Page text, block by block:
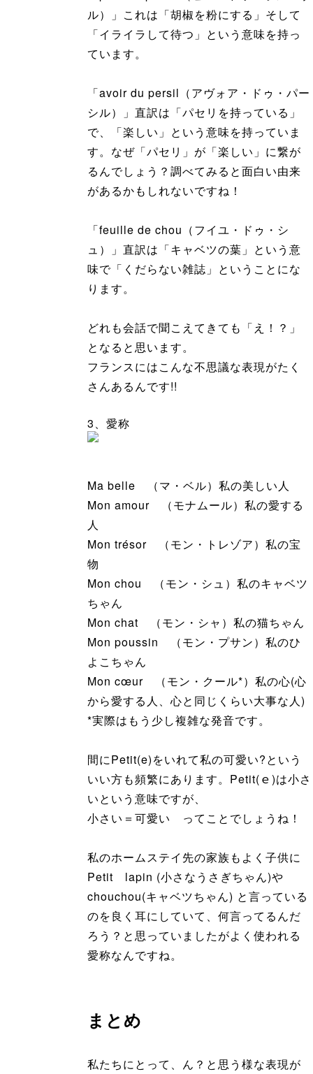
ル）」これは「胡椒を粉にする」そして
「イライラして待つ」という意味を持っ
ています。
「avoir du persil（アヴォア・ドゥ・パー
シル）」直訳は「パセリを持っている」
で、「楽しい」という意味を持っていま
す。なぜ「パセリ」が「楽しい」に繋が
るんでしょう？調べてみると面白い由来
があるかもしれないですね！
「feuille de chou（フイユ・ドゥ・シ
ュ）」直訳は「キャベツの葉」という意
味で「くだらない雑誌」ということにな
ります。
どれも会話で聞こえてきても「え！？」
となると思います。
フランスにはこんな不思議な表現がたく
さんあるんです!!
3、愛称
Ma belle （マ・ベル）私の美しい人
Mon amour （モナムール）私の愛する
人
Mon trésor （モン・トレゾア）私の宝
物
Mon chou （モン・シュ）私のキャベツ
ちゃん
Mon chat （モン・シャ）私の猫ちゃん
Mon poussin （モン・プサン）私のひ
よこちゃん
Mon cœur （モン・クール*）私の心(心
から愛する人、心と同じくらい大事な人)
*実際はもう少し複雑な発音です。
間にPetit(e)をいれて私の可愛い?という
いい方も頻繁にあります。Petit(ｅ)は小さ
いという意味ですが、
小さい＝可愛い ってことでしょうね！
私のホームステイ先の家族もよく子供に
Petit lapin (小さなうさぎちゃん)や
chouchou(キャベツちゃん) と言っている
のを良く耳にしていて、何言ってるんだ
ろう？と思っていましたがよく使われる
愛称なんですね。
まとめ
私たちにとって、ん？と思う様な表現が